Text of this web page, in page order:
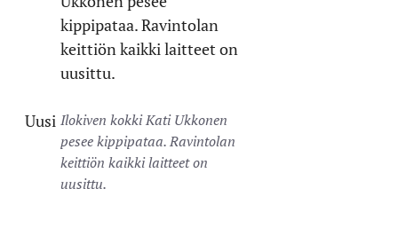
Ilokiven kokki Kati Ukkonen
pesee kippipataa. Ravintolan
keittiön kaikki laitteet on
uusittu.
Uusi